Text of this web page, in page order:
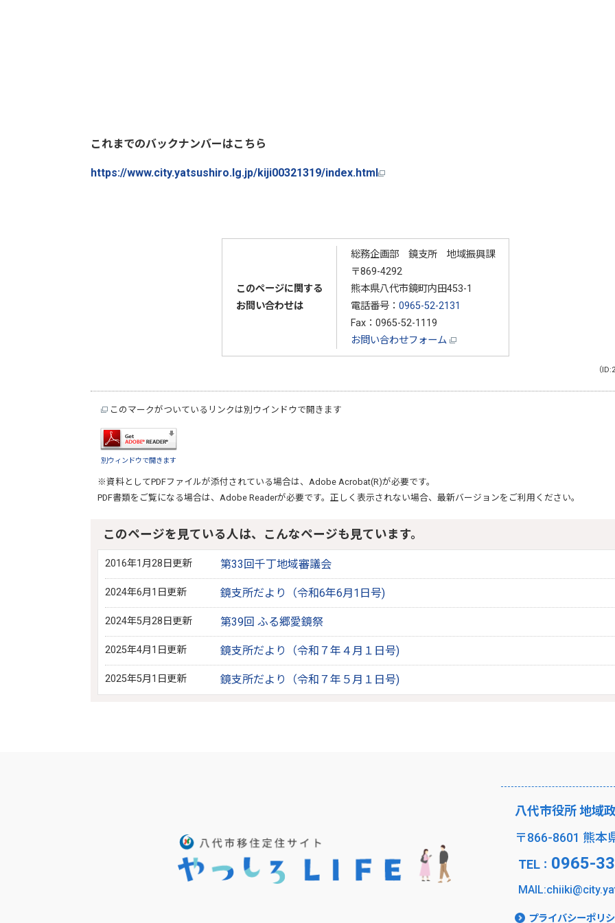
これまでのバックナンバーはこちら
https://www.city.yatsushiro.lg.jp/kiji00321319/index.html
このページに関する
お問い合わせは
総務企画部 鏡支所 地域振興課
〒869-4292
熊本県八代市鏡町内田453-1
電話番号： 0965-52-2131
Fax：0965-52-1119
お問い合わせフォーム
（
このマークがついているリンクは別ウインドウで開きます
別ウィンドウで開きます
※資料としてPDFファイルが添付されている場合は、 Adobe Acrobat(R)が必要です。
PDF書類をご覧になる場合は、 Adobe Readerが必要です。正しく表示されない場合、最新バージョンをご利用ください。
このページを見ている人は、こんなページも見ています。
2016年1月28日更新 第33回千丁地域審議会
2024年6月1日更新 鏡支所だより（令和6年6月1日号)
2024年5月28日更新 第39回 ふる郷愛鏡祭
2025年4月1日更新 鏡支所だより（令和７年４月１日号)
2025年5月1日更新 鏡支所だより（令和７年５月１日号)
八代市役所 地域
〒866-8601 熊本
TEL： 0965-
プライバシーポリ